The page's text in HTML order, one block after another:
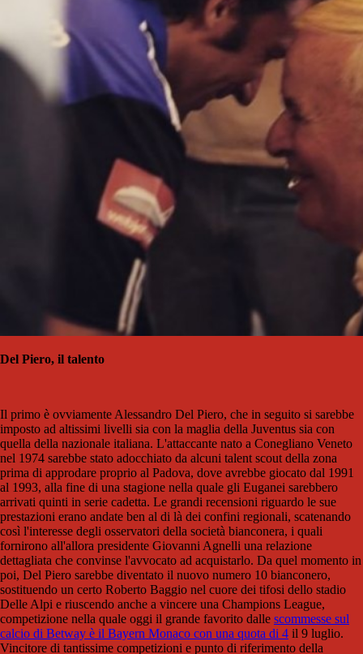
Del Piero, il talento
Il primo è ovviamente Alessandro Del Piero, che in seguito si sarebbe
imposto ad altissimi livelli sia con la maglia della Juventus sia con
quella della nazionale italiana. L'attaccante nato a Conegliano Veneto
nel 1974 sarebbe stato adocchiato da alcuni talent scout della zona
prima di approdare proprio al Padova, dove avrebbe giocato dal 1991
al 1993, alla fine di una stagione nella quale gli Euganei sarebbero
arrivati quinti in serie cadetta. Le grandi recensioni riguardo le sue
prestazioni erano andate ben al di là dei confini regionali, scatenando
così l'interesse degli osservatori della società bianconera, i quali
fornirono all'allora presidente Giovanni Agnelli una relazione
dettagliata che convinse l'avvocato ad acquistarlo. Da quel momento in
poi, Del Piero sarebbe diventato il nuovo numero 10 bianconero,
sostituendo un certo Roberto Baggio nel cuore dei tifosi dello stadio
Delle Alpi e riuscendo anche a vincere una Champions League,
competizione nella quale oggi il grande favorito dalle scommesse sul
calcio di Betway è il Bayern Monaco con una quota di 4 il 9 luglio.
Vincitore di tantissime competizioni e punto di riferimento della